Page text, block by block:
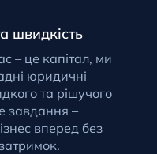
швидкість
– це капітал, ми
юридичні
та рішучого
завдання –
вперед без